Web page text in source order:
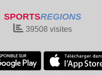
SPORTSREGIONS
39508visites